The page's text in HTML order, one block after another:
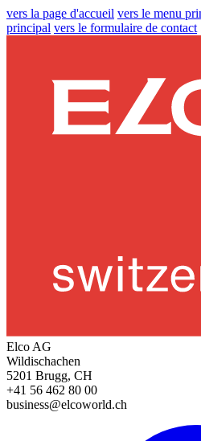
vers la page d'accueil vers le menu
principal vers le formulaire de contact
Elco AG
Wildischachen
5201 Brugg, CH
+41 56 462 80 00
business@elcoworld.ch